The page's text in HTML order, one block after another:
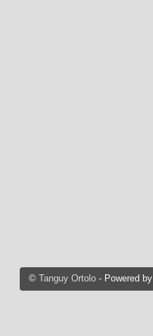
© Tanguy Ortolo- Powered by